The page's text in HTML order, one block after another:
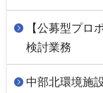
【公募型プロ
検討業務
中部北環境施